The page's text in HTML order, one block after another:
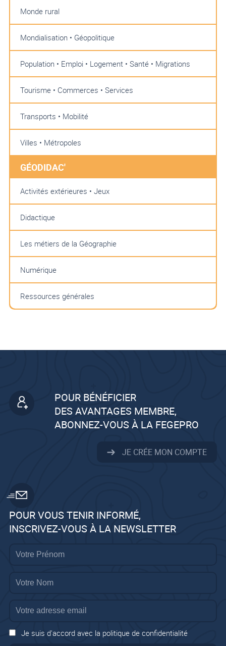
Monde rural
Mondialisation • Géopolitique
Population • Emploi • Logement • Santé • Migrations
Tourisme • Commerces • Services
Transports • Mobilité
Villes • Métropoles
GÉODIDAC'
Activités extérieures • Jeux
Didactique
Les métiers de la Géographie
Numérique
Ressources générales
POUR BÉNÉFICIER
DES AVANTAGES MEMBRE,
ABONNEZ-VOUS À LA FEGEPRO
JE CRÉE MON COMPTE
POUR VOUS TENIR INFORMÉ,
INSCRIVEZ-VOUS À LA NEWSLETTER
Je suis d'accord avec la politique de confidentialité